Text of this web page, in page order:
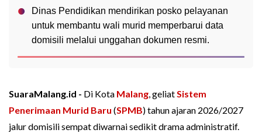
Dinas Pendidikan mendirikan posko pelayanan
untuk membantu wali murid memperbarui data
domisili melalui unggahan dokumen resmi.
SuaraMalang.id - Di Kota Malang, geliatSistem
Penerimaan Murid Baru (SPMB) tahun ajaran 2026/2027
jalur domisili sempat diwarnai sedikit drama administratif.